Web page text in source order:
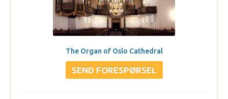
The Organ of Oslo Cathedral